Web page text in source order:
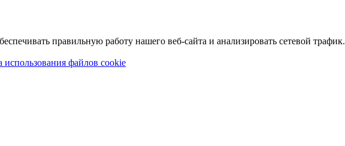
правильную работу нашего веб-сайта и анализировать сетевой трафик.
использования файлов cookie